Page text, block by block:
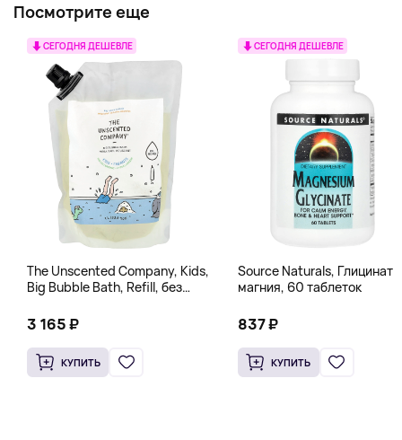
Посмотрите еще
СЕГОДНЯ ДЕШЕВЛЕ
The Unscented Company, Kids,
Big Bubble Bath, Refill, без
Унции)
3 165 ₽
КУПИТЬ
СЕГОДНЯ ДЕШЕВЛЕ
Source Naturals, Глицинат
магния, 60 таблеток
837 ₽
КУПИТЬ